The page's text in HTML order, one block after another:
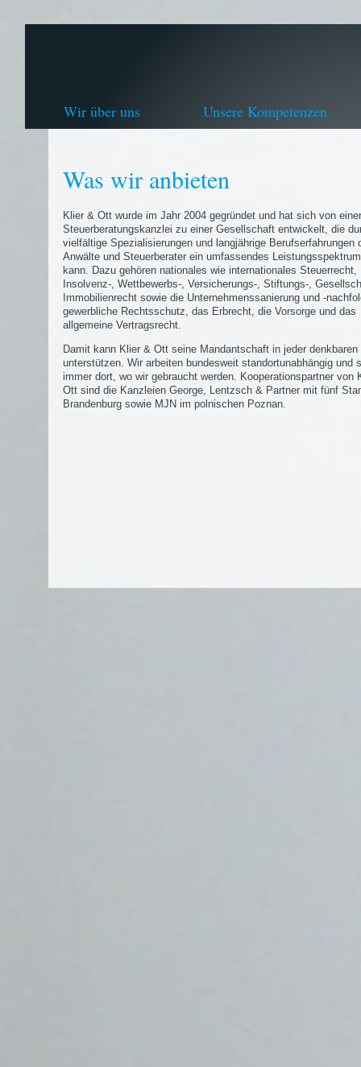
Wir über uns Unsere Kompetenzen
Was wir anbieten
Klier & Ott wurde im Jahr 2004 gegründet und hat sich von einer
Steuerberatungskanzlei zu einer Gesellschaft entwickelt, die
vielfältige Spezialisierungen und langjährige Berufserfahrungen
Anwälte und Steuerberater ein umfassendes
kann. Dazu gehören nationales wie internationales Steuerrecht,
Insolvenz-, Wettbewerbs-, Versicherungs-, Stiftungs-,
Immobilienrecht sowie die Unternehmenssanierung und -
gewerbliche Rechtsschutz, das Erbrecht, die Vorsorge und das
allgemeine Vertragsrecht.
Damit kann Klier & Ott seine Mandantschaft in jeder denkbaren
unterstützen. Wir arbeiten bundesweit standortunabhängig und
immer dort, wo wir gebraucht werden. Kooperationspartner von
Ott sind die Kanzleien George, Lentzsch & Partner mit fünf
Brandenburg sowie MJN im polnischen Poznan.